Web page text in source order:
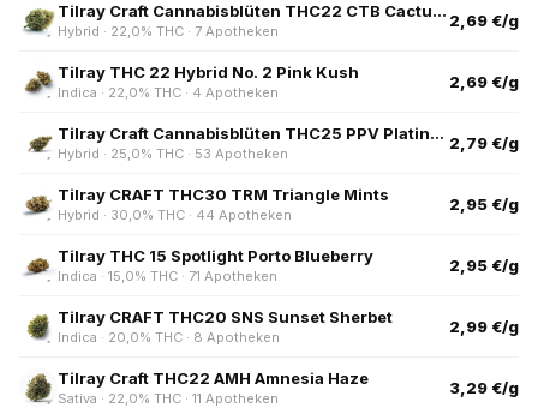
Tilray Craft Cannabisblüten THC22 CTB Cactus Breath
Hybrid · 22,0% THC · 7 Apotheken
2,69 €/g
Tilray THC 22 Hybrid No. 2 Pink Kush
Indica · 22,0% THC · 4 Apotheken
2,69 €/g
Tilray Craft Cannabisblüten THC25 PPV Platinum Pave
Hybrid · 25,0% THC · 53 Apotheken
2,79 €/g
Tilray CRAFT THC30 TRM Triangle Mints
Hybrid · 30,0% THC · 44 Apotheken
2,95 €/g
Tilray THC 15 Spotlight Porto Blueberry
Indica · 15,0% THC · 71 Apotheken
2,95 €/g
Tilray CRAFT THC20 SNS Sunset Sherbet
Indica · 20,0% THC · 8 Apotheken
2,99 €/g
Tilray Craft THC22 AMH Amnesia Haze
Sativa · 22,0% THC · 11 Apotheken
3,29 €/g